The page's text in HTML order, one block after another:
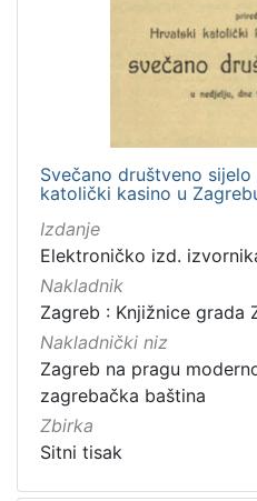
Svečano društveno
katolički kasino u
Izdanje
Elektroničko izd.
Nakladnik
Zagreb : Knjižnice grada
Nakladnički niz
Zagreb na pragu
zagrebačka baština
Zbirka
Sitni tisak